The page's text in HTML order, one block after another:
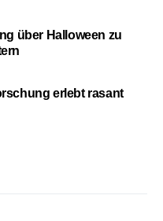
über Halloween zu
erlebt rasant